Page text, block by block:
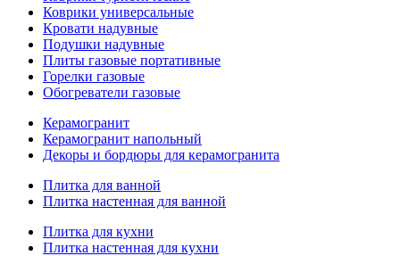
Коврики универсальные
Кровати надувные
Подушки надувные
Плиты газовые портативные
Горелки газовые
Обогреватели газовые
Керамогранит
Керамогранит напольный
Декоры и бордюры для керамогранита
Плитка для ванной
Плитка настенная для ванной
Плитка для кухни
Плитка настенная для кухни